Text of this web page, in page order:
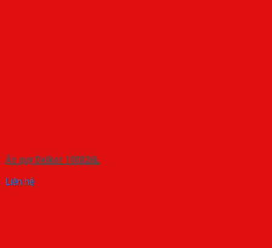
Ắc quy Delkor 100D26L
Liên hệ